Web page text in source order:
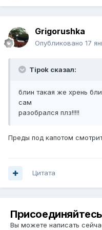
Grigorushka
Опубликовано 17
Tipok сказал:
блин такая же хрень
сам
разобрался плз!!!!!
Преды под капотом
Цитата
Вы можете написать